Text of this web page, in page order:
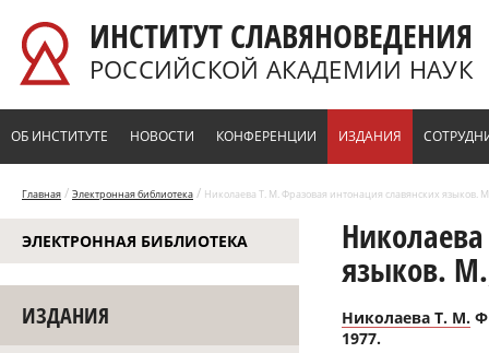
ИНСТИТУТ СЛАВЯНОВЕДЕНИЯ
РОССИЙСКОЙ АКАДЕМИИ НАУК
ОБ ИНСТИТУТЕ НОВОСТИ КОНФЕРЕНЦИИ ИЗДАНИЯ
Главная / Электронная библиотека / Николаева Т. М. Фразовая интонация славянских языков.
ЭЛЕКТРОННАЯ БИБЛИОТЕКА
ИЗДАНИЯ
языков.
Николаева Т. М.
1977.